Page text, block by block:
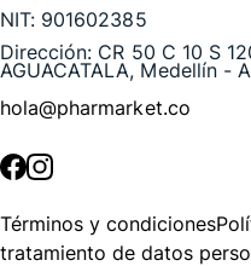
NIT: 901602385
Dirección: CR 50 C 10 S
AGUACATALA, Medellín -
hola@pharmarket.co
Términos y condiciones
tratamiento de datos